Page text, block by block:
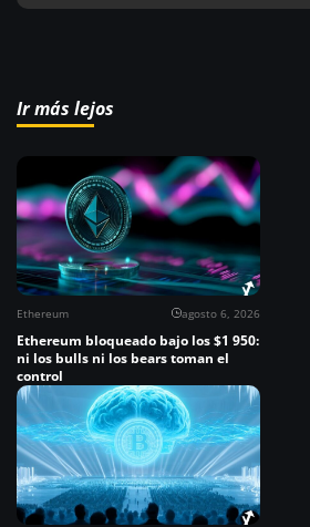
Ir más lejos
Ethereum agosto 6, 2026
Ethereum bloqueado bajo los $1 950:
ni los bulls ni los bears toman el
control